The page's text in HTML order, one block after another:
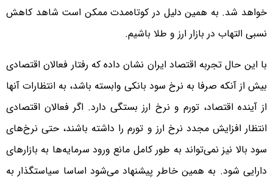
خواهد شد. به همین دلیل در کوتاه‌مدت ممکن است شاهد کاهش
نسبی التهاب در بازار ارز و طلا باشیم.
با این حال تجربه اقتصاد ایران نشان داده که رفتار فعالان اقتصادی
بیش از آنکه صرفا به نرخ سود بانکی وابسته باشد، به انتظارات آنها
از آینده اقتصاد، تورم و نرخ ارز بستگی دارد. اگر فعالان اقتصادی
انتظار افزایش مجدد نرخ ارز و تورم را داشته باشند، حتی نرخ‌های
سود بالا نیز نمی‌تواند به طور کامل مانع ورود سرمایه‌ها به بازارهای
دارایی شود. به همین خاطر پیشنهاد می‌شود اساسا سیاستگذار به